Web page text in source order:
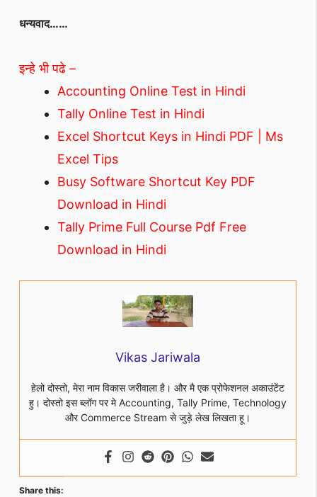
धन्यवाद……
इन्हे भी पढे –
Accounting Online Test in Hindi
Tally Online Test in Hindi
Excel Shortcut Keys in Hindi PDF | Ms
Excel Tips
Busy Software Shortcut Key PDF
Download in Hindi
Tally Prime Full Course Pdf Free
Download in Hindi
Vikas Jariwala
हेलो दोस्तो, मेरा नाम विकास जरीवाला है। और मै एक प्रोफेशनल अकाउंटेंट
हु। दोस्तो इस ब्लॉग पर मे Accounting, Tally Prime, Technology
और Commerce Stream से जुड़े लेख लिखता हू।
Share this: